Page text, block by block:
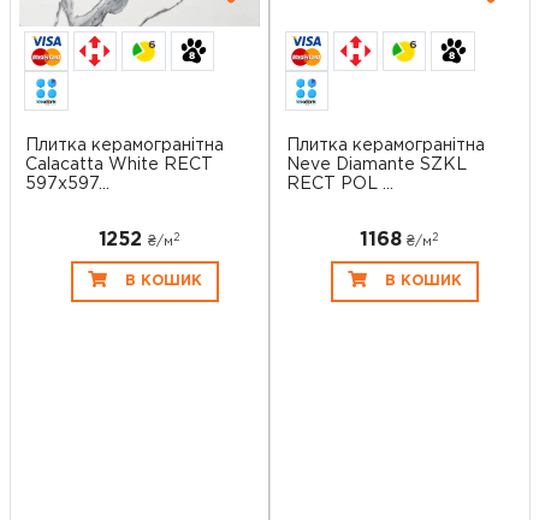
6
Плитка керамогранітна
Calacatta White RECT
597x597...
1252 ₴/м 2
В КОШИК
6
Плитка керамогранітна
Neve Diamante SZKL
RECT POL ...
1168 ₴/м2
В КОШИК